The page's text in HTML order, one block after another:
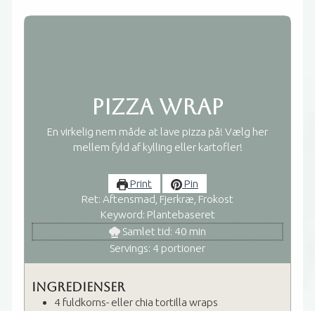
Pizza wrap
En virkelig nem måde at lave pizza på! Vælg her
mellem fyld af kylling eller kartofler!
Print
Pin
Ret: Aftensmad, Fjerkræ, Frokost
Keyword: Plantebaseret
Samlet tid: 40 minutter
min
Servings: 4 portioner
Ingredienser
4fuldkorns- eller chia tortilla wraps